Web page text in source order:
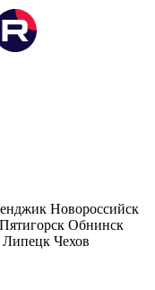
Новороссийск
Пятигорск Обнинск
Липецк Чехов